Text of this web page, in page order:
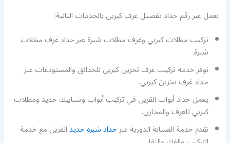
نعمل عبر رقم حداد تفصيل غرف كيربي بالخدمات التالية:
تركيب مظلات كيربي وغرف مظلات شبرة عبر حداد غرف مظلات
شبرة.
نوفر خدمة تركيب غرف تخزين كيربي للحدائق والمستودعات عبر
حداد غرف تخزين كيربي.
يعمل حداد أبواب القرين في تركيب أبواب وشبابيك حديد ومظلات
كيربي للغرف والمخازن.
نقدم خدمة الصيانة الدورية عبرحداد شبرة حديدالقرين مع خدمة